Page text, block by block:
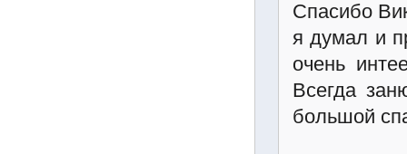
Спасибо
я думал и
очень
Всегда
большой